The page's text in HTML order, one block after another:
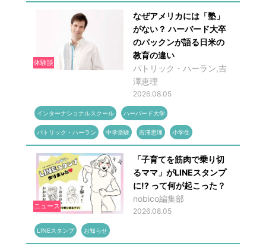
体験談
なぜアメリカには「塾」
がない？ ハーバード大卒
のパックンが語る日米の
教育の違い
パトリック・ハーラン,吉
澤恵理
2026.08.05
インターナショナルスクール ハーバード大学
パトリック・ハーラン 中学受験 吉澤恵理 小学生
ニュース
「子育てを筋肉で乗り切
るママ」がLINEスタンプ
に!? って何が起こった？
nobico編集部
2026.08.05
LINEスタンプ お知らせ